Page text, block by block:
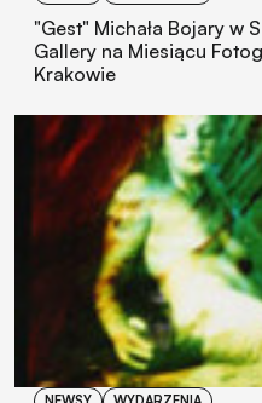
"Gest" Michała Bojary w
Gallery na Miesiącu
Krakowie